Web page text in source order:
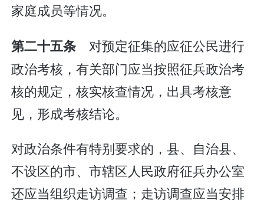
家庭成员等情况。
第二十五条 对预定征集的应征公民进行
政治考核，有关部门应当按照征兵政治考
核的规定，核实核查情况，出具考核意
见，形成考核结论。
对政治条件有特别要求的，县、自治县、
不设区的市、市辖区人民政府征兵办公室
还应当组织走访调查；走访调查应当安排